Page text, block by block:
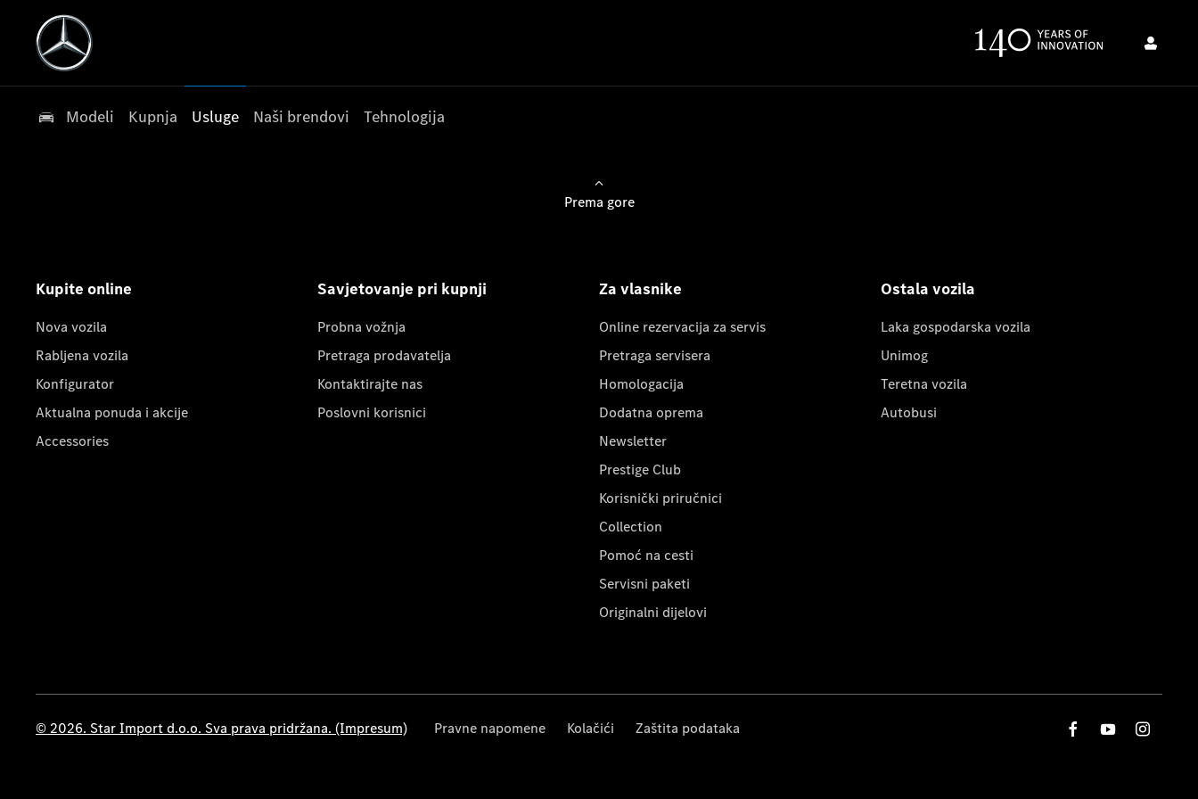
Modeli Kupnja Usluge Naši brendovi Tehnologija
Prema gore
Kupite online
Nova vozila
Rabljena vozila
Konfigurator
Aktualna ponuda i akcije
Accessories
Savjetovanje pri kupnji
Probna vožnja
Pretraga prodavatelja
Kontaktirajte nas
Poslovni korisnici
Za vlasnike
Online rezervacija za servis
Pretraga servisera
Homologacija
Dodatna oprema
Newsletter
Prestige Club
Korisnički priručnici
Collection
Pomoć na cesti
Servisni paketi
Originalni dijelovi
Ostala vozila
Laka gospodarska vozila
Unimog
Teretna vozila
Autobusi
© 2026. Star Import d.o.o. Sva prava pridržana. (Impresum) Pravne napomene Kolačići Zaštita podataka